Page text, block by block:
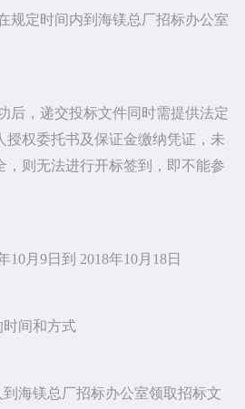
规定时间内到海镁总厂招标办公室
后，递交投标文件同时需提供法定
授权委托书及保证金缴纳凭证，未
，则无法进行开标签到，即不能参
10月9日到 2018年10月18日
时间和方式
海镁总厂招标办公室领取招标文